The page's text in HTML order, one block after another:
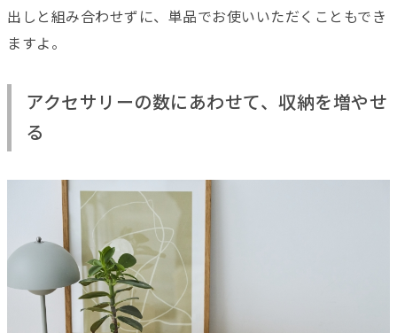
出しと組み合わせずに、単品でお使いいただくこともでき
ますよ。
アクセサリーの数にあわせて、収納を増やせ
る